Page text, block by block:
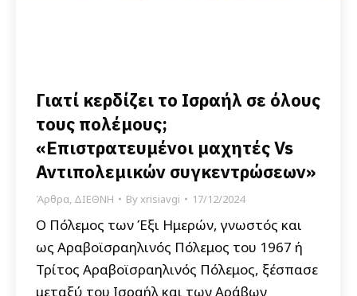
Γιατί κερδίζει το Ισραήλ σε όλους
τους πολέμους;
«Επιστρατευμένοι μαχητές Vs
Αντιπολεμικών συγκεντρώσεων»
Άρθρα, ΔΙΕΘΝΗ Byxrisiavgi 17/12/2024
Ο Πόλεμος των Έξι Ημερών, γνωστός και
ως Αραβοϊσραηλινός Πόλεμος του 1967 ή
Τρίτος Αραβοϊσραηλινός Πόλεμος, ξέσπασε
μεταξύ του Ισραήλ και των Αράβων